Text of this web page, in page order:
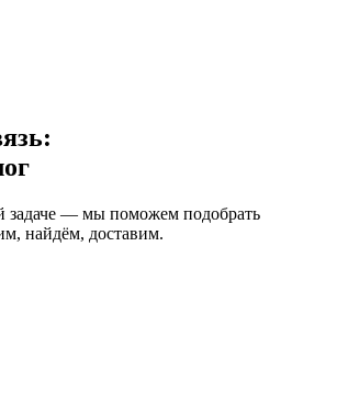
задаче — мы поможем подобрать
найдём, доставим.